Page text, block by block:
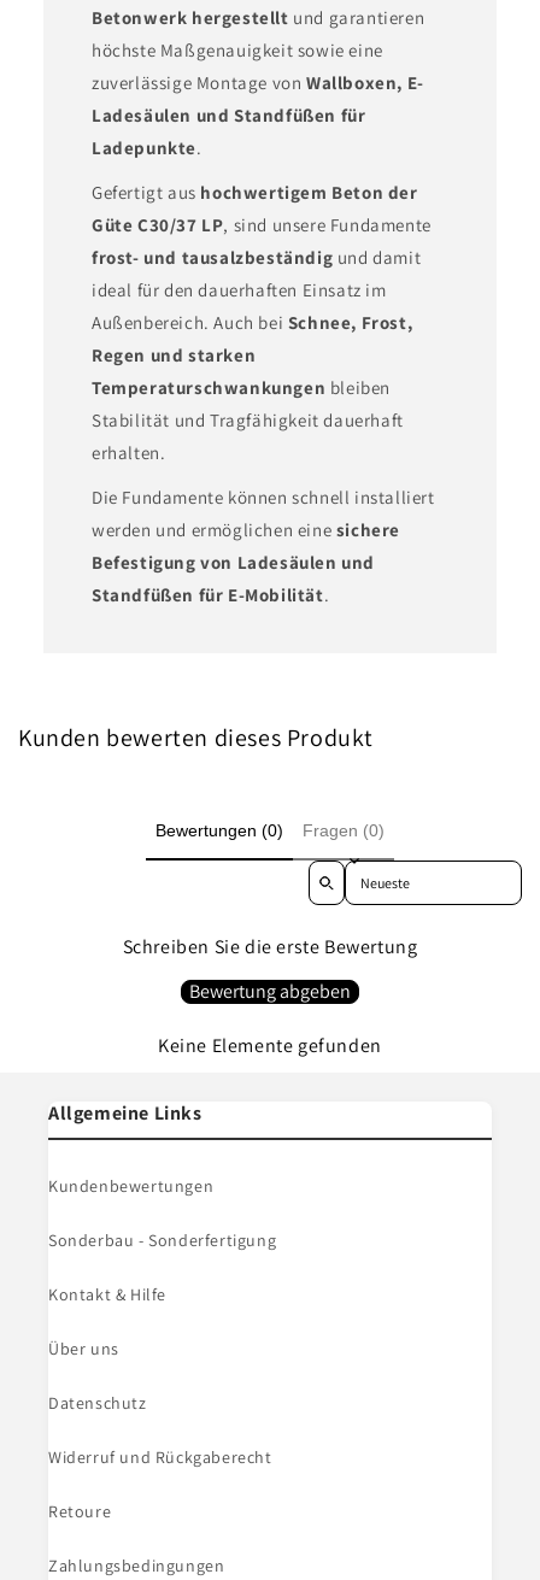
Betonwerk hergestellt und garantieren
höchste Maßgenauigkeit sowie eine
zuverlässige Montage von Wallboxen, E-
Ladesäulen und Standfüßen für
Ladepunkte.
Gefertigt aus hochwertigem Beton der
Güte C30/37 LP, sind unsere Fundamente
frost- und tausalzbeständig und damit
ideal für den dauerhaften Einsatz im
Außenbereich. Auch bei Schnee, Frost,
Regen und starken
Temperaturschwankungen bleiben
Stabilität und Tragfähigkeit dauerhaft
erhalten.
Die Fundamente können schnell installiert
werden und ermöglichen eine sichere
Befestigung von Ladesäulen und
Standfüßen für E-Mobilität.
Kunden bewerten dieses Produkt
Bewertungen (0) Fragen (0)
Sort reviews by
Schreiben Sie die erste Bewertung
Bewertung abgeben
Keine Elemente gefunden
Allgemeine Links
Kundenbewertungen
Sonderbau - Sonderfertigung
Kontakt & Hilfe
Über uns
Datenschutz
Widerruf und Rückgaberecht
Retoure
Zahlungsbedingungen